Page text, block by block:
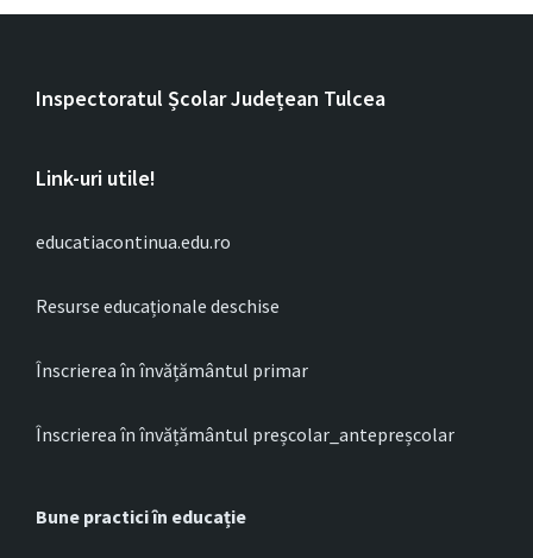
Inspectoratul Școlar Județean Tulcea
Link-uri utile!
educatiacontinua.edu.ro
Resurse educaționale deschise
Înscrierea în învățământul primar
Înscrierea în învățământul preșcolar_antepreșcolar
Bune practici în educație